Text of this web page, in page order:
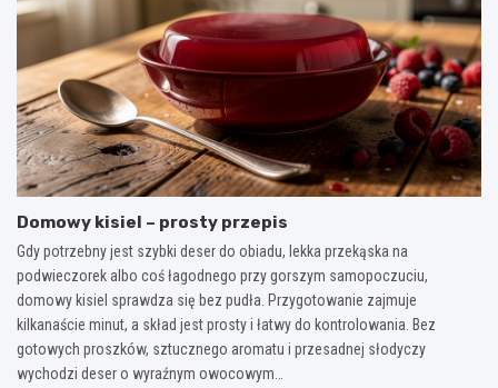
Domowy kisiel – prosty przepis
Gdy potrzebny jest szybki deser do obiadu, lekka przekąska na
podwieczorek albo coś łagodnego przy gorszym samopoczuciu,
domowy kisiel sprawdza się bez pudła. Przygotowanie zajmuje
kilkanaście minut, a skład jest prosty i łatwy do kontrolowania. Bez
gotowych proszków, sztucznego aromatu i przesadnej słodyczy
wychodzi deser o wyraźnym owocowym…